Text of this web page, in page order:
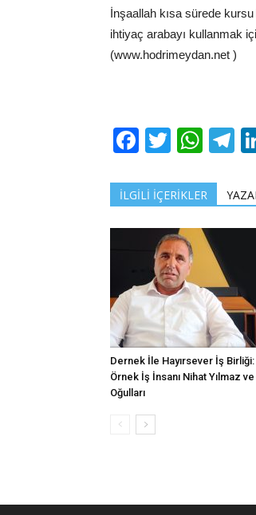
İnşaallah kısa sürede
ihtiyaç arabayı kullanmak
(www.hodrimeydan.net )
Facebook
Twitter
İLGİLİ İÇERİKLER
Dernek İle Hayırsever İş Birliği:
Örnek İş İnsanı Nihat Yılmaz ve
Oğulları